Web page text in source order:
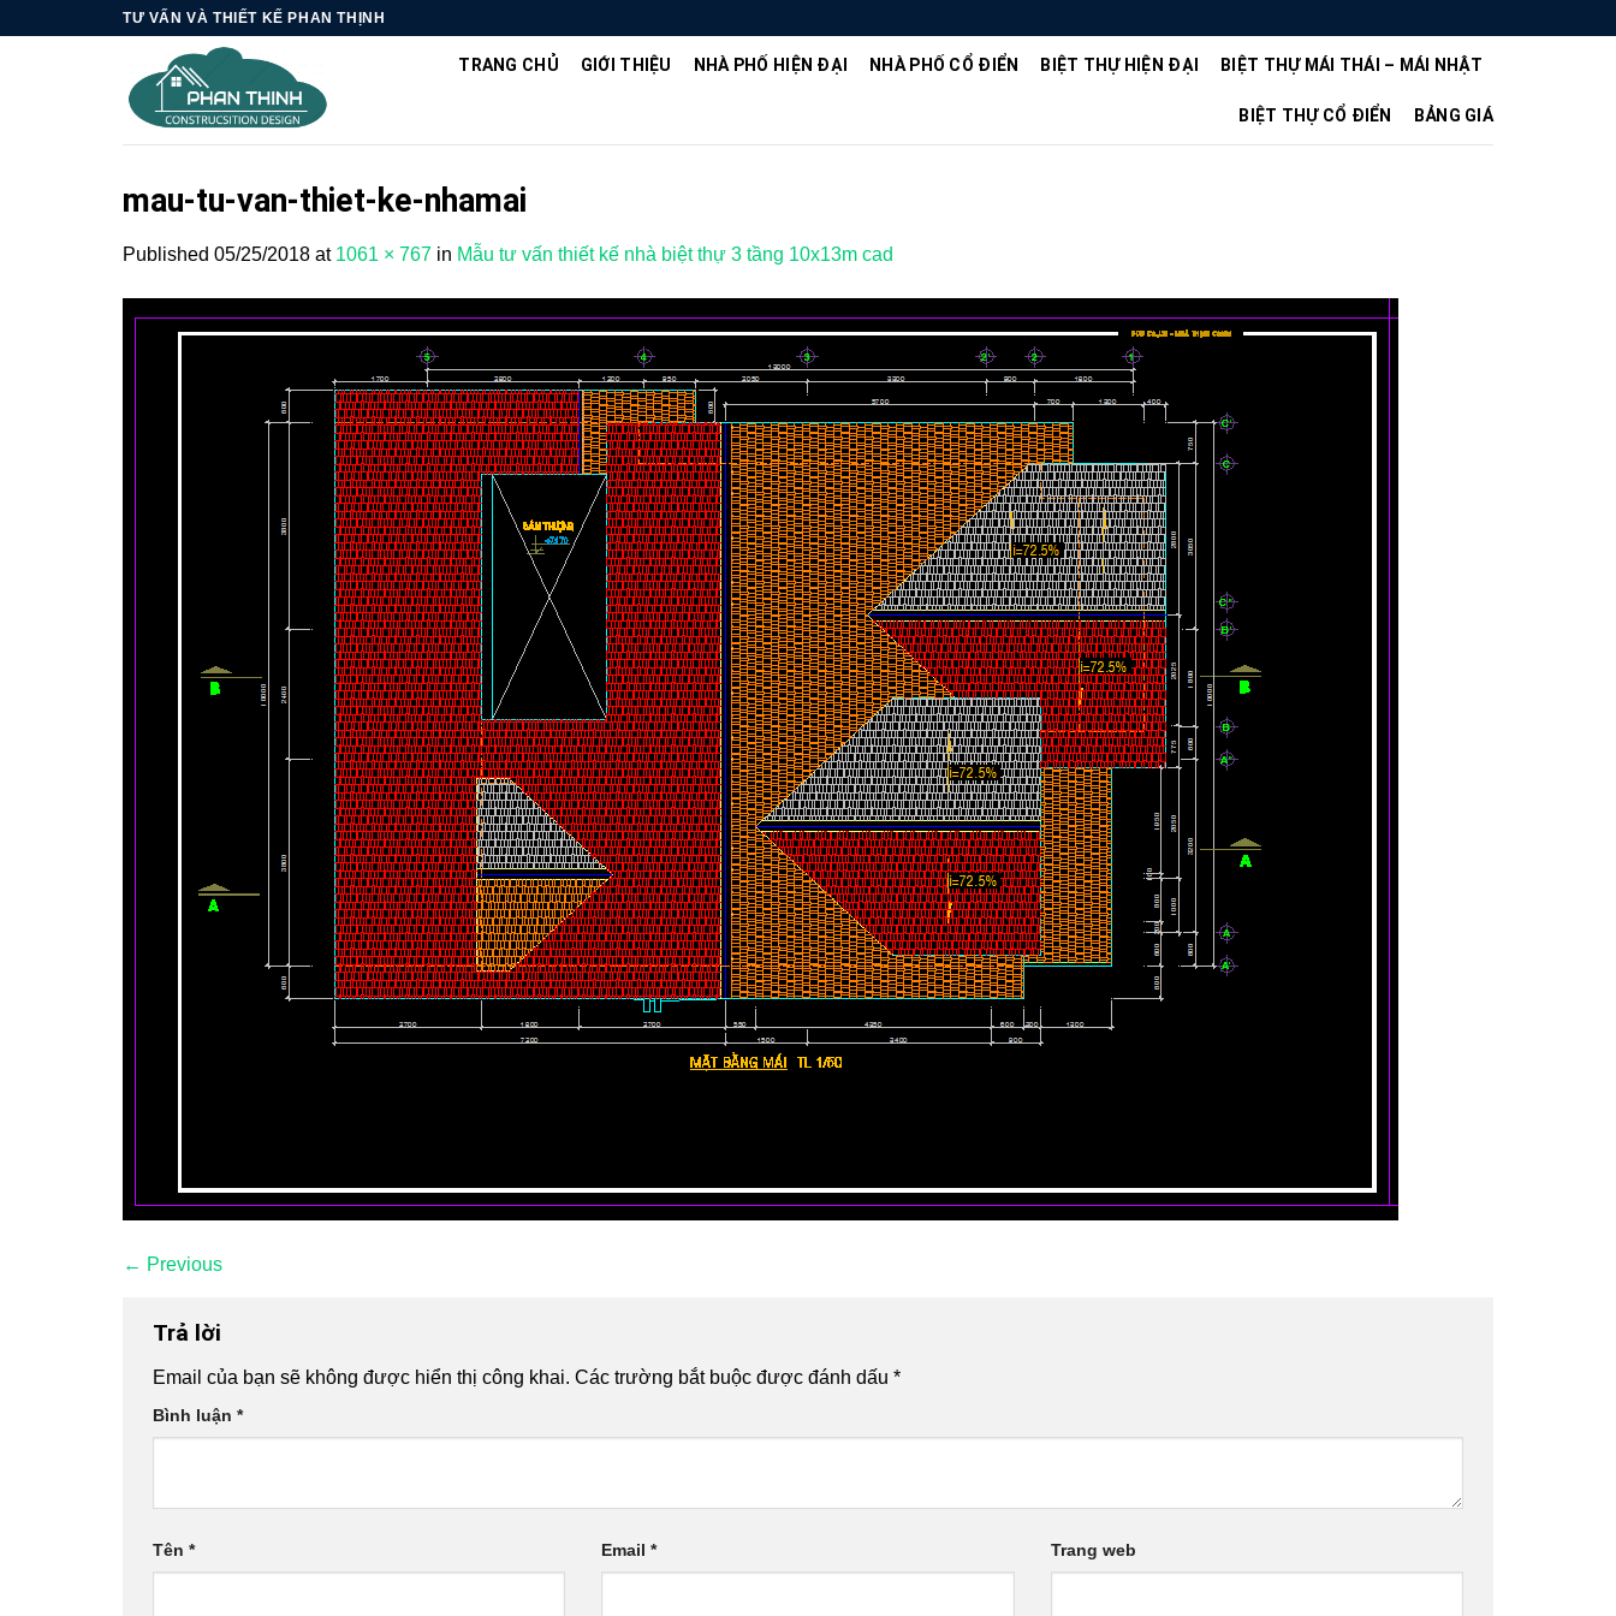
TƯ VẤN VÀ THIẾT KẾ PHAN THỊNH
TRANG CHỦ GIỚI THIỆU NHÀ PHỐ HIỆN ĐẠI NHÀ PHỐ CỔ ĐIỂN BIỆT THỰ HIỆN ĐẠI BIỆT THỰ MÁI THÁI – MÁI NHẬT
BIỆT THỰ CỔ ĐIỂN BẢNG GIÁ
mau-tu-van-thiet-ke-nhamai
Published 05/25/2018 at 1061 × 767 in Mẫu tư vấn thiết kế nhà biệt thự 3 tầng 10x13m cad
← Previous
Trả lời
Email của bạn sẽ không được hiển thị công khai. Các trường bắt buộc được đánh dấu *
Bình luận *
Tên * Email* Trang web